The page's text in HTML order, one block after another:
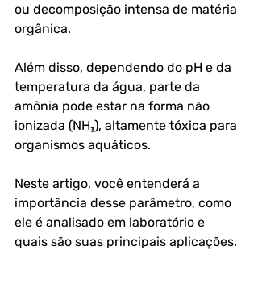
ou decomposição intensa de matéria
orgânica.
Além disso, dependendo do pH e da
temperatura da água, parte da
amônia pode estar na forma não
ionizada (NH₃), altamente tóxica para
organismos aquáticos.
Neste artigo, você entenderá a
importância desse parâmetro, como
ele é analisado em laboratório e
quais são suas principais aplicações.